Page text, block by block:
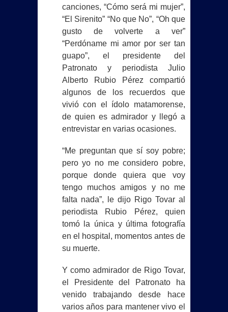
canciones, “Cómo será mi mujer”,
“El Sirenito” “No que No”, “Oh que
gusto de volverte a ver”
“Perdóname mi amor por ser tan
guapo”, el presidente del
Patronato y periodista Julio
Alberto Rubio Pérez compartió
algunos de los recuerdos que
vivió con el ídolo matamorense,
de quien es admirador y llegó a
entrevistar en varias ocasiones.
“Me preguntan que sí soy pobre;
pero yo no me considero pobre,
porque donde quiera que voy
tengo muchos amigos y no me
falta nada”, le dijo Rigo Tovar al
periodista Rubio Pérez, quien
tomó la única y última fotografía
en el hospital, momentos antes de
su muerte.
Y como admirador de Rigo Tovar,
el Presidente del Patronato ha
venido trabajando desde hace
varios años para mantener vivo el